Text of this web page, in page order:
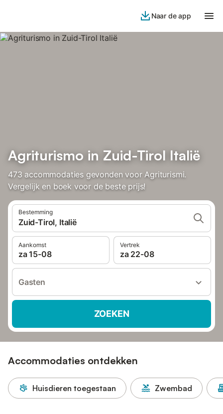
Naar de app
Agriturismo in Zuid-Tirol Italië
473 accommodaties gevonden voor Agriturismi.
Vergelijk en boek voor de beste prijs!
Bestemming
Zuid-Tirol, Italië
Aankomst
za 15-08
Vertrek
za 22-08
Gasten
ZOEKEN
Accommodaties ontdekken
Huisdieren toegestaan Zwembad